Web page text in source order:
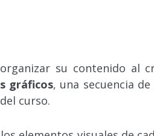
su contenido al
gráficos, una secuencia
curso.